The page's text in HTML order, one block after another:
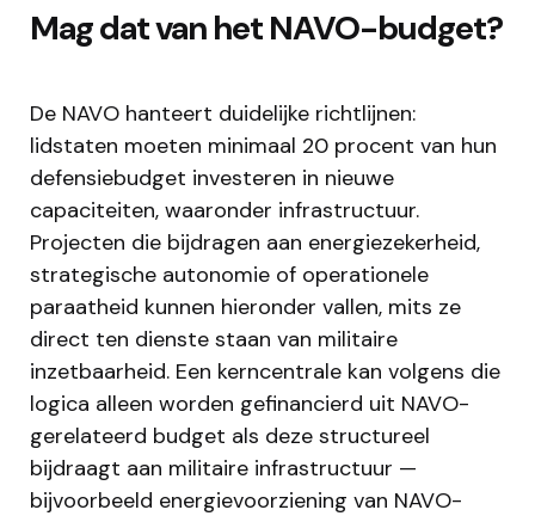
Mag dat van het NAVO-budget?
De NAVO hanteert duidelijke richtlijnen:
lidstaten moeten minimaal 20 procent van hun
defensiebudget investeren in nieuwe
capaciteiten, waaronder infrastructuur.
Projecten die bijdragen aan energiezekerheid,
strategische autonomie of operationele
paraatheid kunnen hieronder vallen, mits ze
direct ten dienste staan van militaire
inzetbaarheid. Een kerncentrale kan volgens die
logica alleen worden gefinancierd uit NAVO-
gerelateerd budget als deze structureel
bijdraagt aan militaire infrastructuur —
bijvoorbeeld energievoorziening van NAVO-